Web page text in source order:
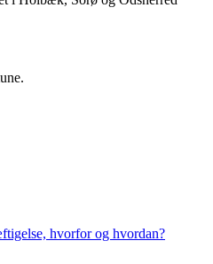
hvorfor og hvordan?